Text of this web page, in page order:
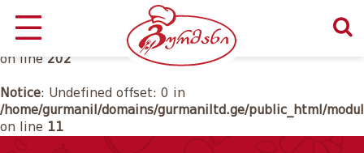
Notice: Undefined offset: 0 in
/home/gurmanil/domains/gurmaniltd.ge/public_html/
on line 202
Notice: Undefined offset: 0 in
/home/gurmanil/domains/gurmaniltd.ge/public_html/
on line 11